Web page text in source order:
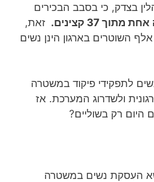
הלין בצדק, כי בסבב הבכירים
37 קצינים.
זאת,
לתפקידי פיקוד במשטרה
ולשדרוג המערכת. אז
רק בשוליים?
העסקת נשים במשטרה